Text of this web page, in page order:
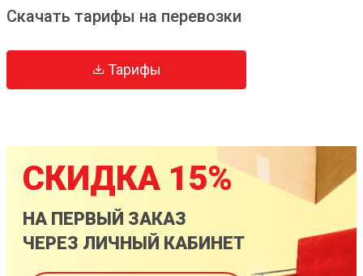
Скачать тарифы на перевозки
Тарифы
СКИДКА 15%
НА ПЕРВЫЙ ЗАКАЗ
ЧЕРЕЗ ЛИЧНЫЙ КАБИНЕТ